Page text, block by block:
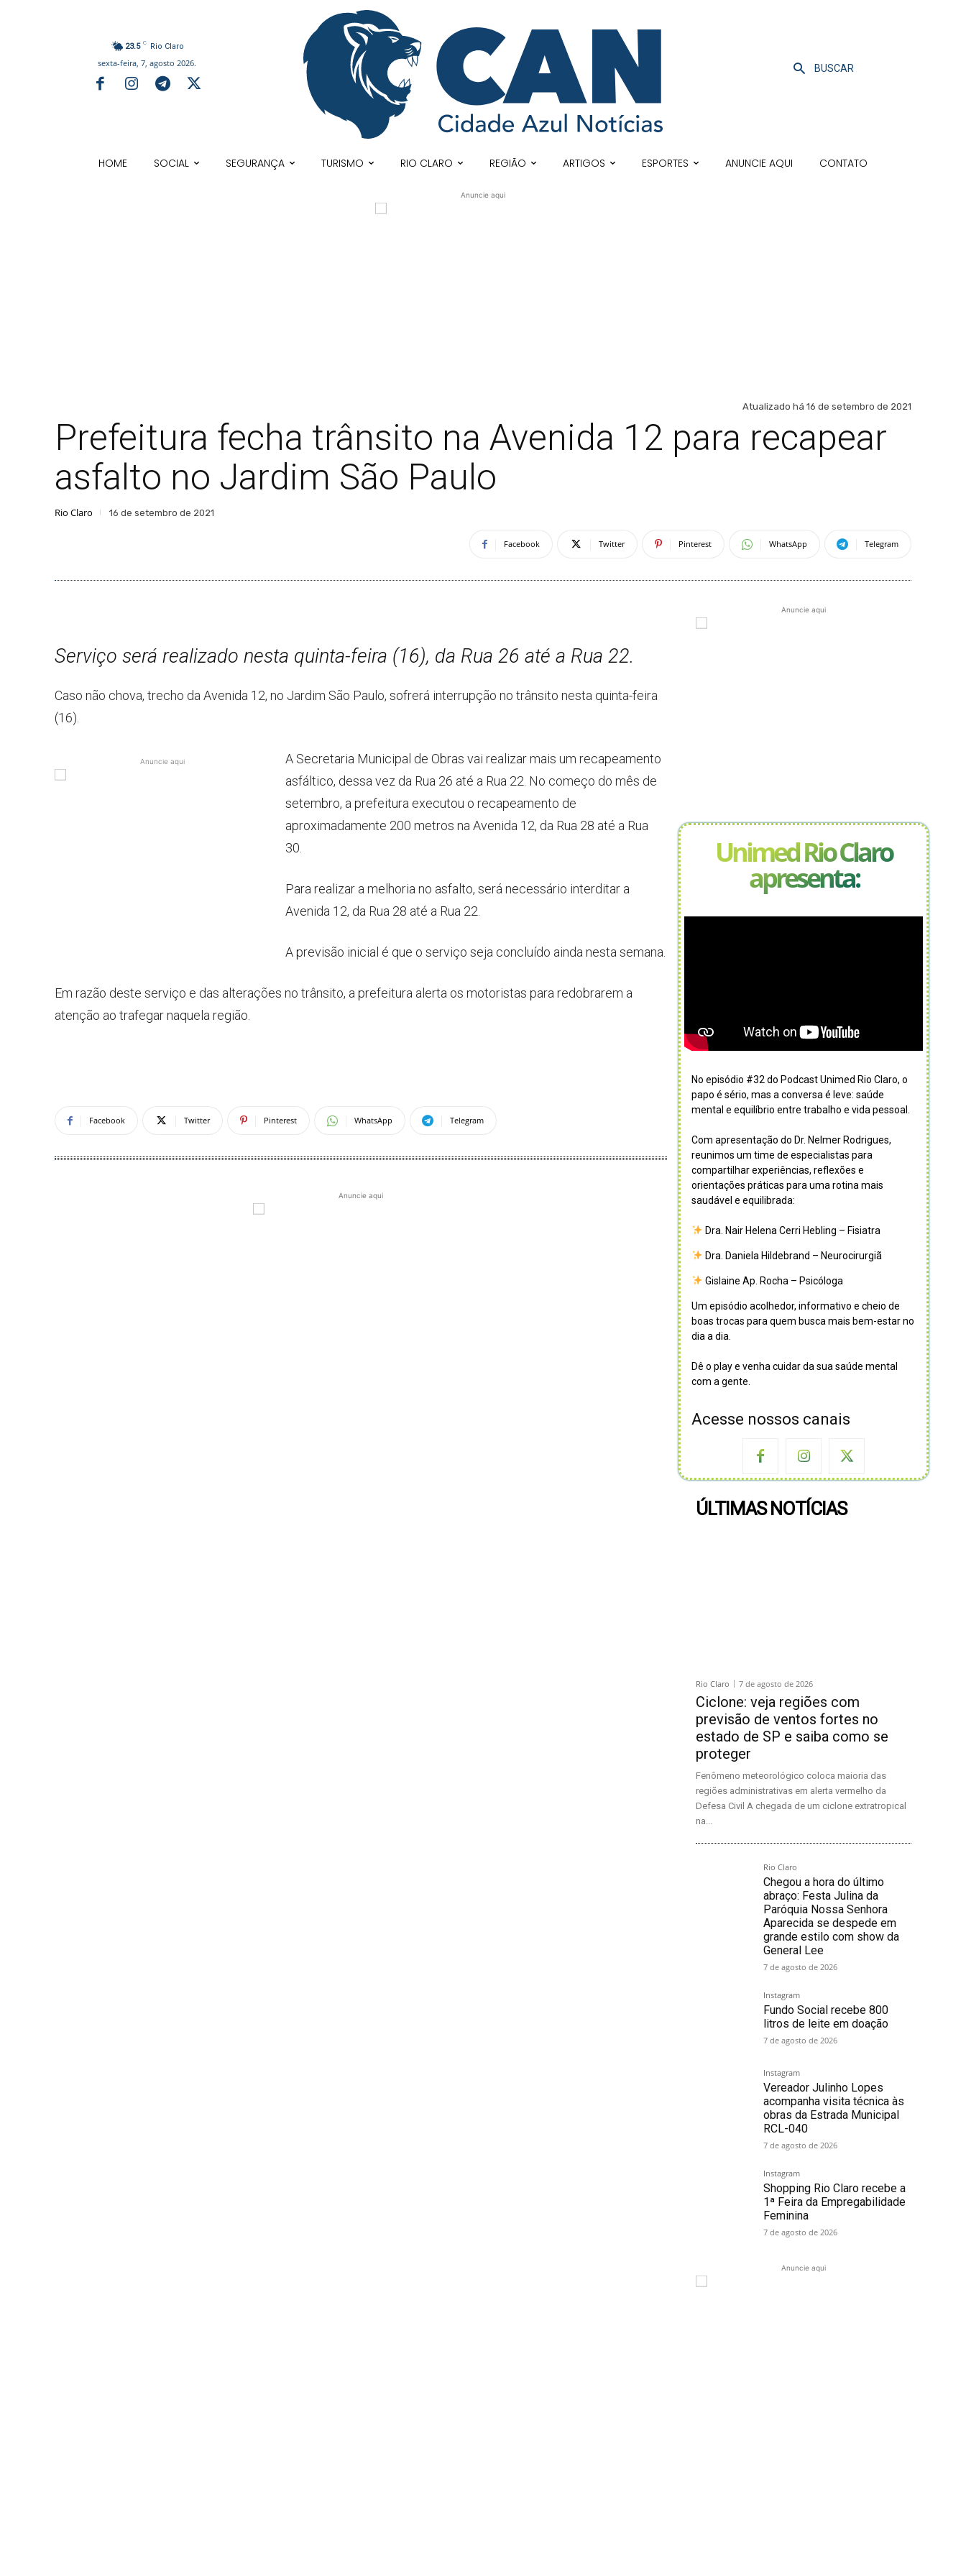
23.5 C Rio Claro
sexta-feira, 7, agosto 2026. BUSCAR
HOME SOCIAL SEGURANÇA TURISMO RIO CLARO REGIÃO ARTIGOS ESPORTES ANUNCIE AQUI CONTATO
Anuncie aqui
Atualizado há 16 de setembro de 2021
Prefeitura fecha trânsito na Avenida 12 para recapear
asfalto no Jardim São Paulo
Rio Claro 16 de setembro de 2021
Facebook Twitter Pinterest WhatsApp Telegram
Serviço será realizado nesta quinta-feira (16), da Rua 26 até a Rua 22.
Caso não chova, trecho da Avenida 12, no Jardim São Paulo, sofrerá interrupção no trânsito nesta quinta-feira
(16).
Anuncie aqui
A Secretaria Municipal de Obras vai realizar mais um recapeamento
asfáltico, dessa vez da Rua 26 até a Rua 22. No começo do mês de
setembro, a prefeitura executou o recapeamento de
aproximadamente 200 metros na Avenida 12, da Rua 28 até a Rua
30.
Para realizar a melhoria no asfalto, será necessário interditar a
Avenida 12, da Rua 28 até a Rua 22.
A previsão inicial é que o serviço seja concluído ainda nesta semana.
Em razão deste serviço e das alterações no trânsito, a prefeitura alerta os motoristas para redobrarem a
atenção ao trafegar naquela região.
Facebook Twitter Pinterest WhatsApp Telegram
Anuncie aqui
Anuncie aqui
Unimed Rio Claro
apresenta:
No episódio #32 do Podcast Unimed Rio Claro, o
papo é sério, mas a conversa é leve: saúde
mental e equilíbrio entre trabalho e vida pessoal.
Com apresentação do Dr. Nelmer Rodrigues,
reunimos um time de especialistas para
compartilhar experiências, reflexões e
orientações práticas para uma rotina mais
saudável e equilibrada:
Dra. Nair Helena Cerri Hebling – Fisiatra
Dra. Daniela Hildebrand – Neurocirurgiã
Gislaine Ap. Rocha – Psicóloga
Um episódio acolhedor, informativo e cheio de
boas trocas para quem busca mais bem-estar no
dia a dia.
Dê o play e venha cuidar da sua saúde mental
com a gente.
Acesse nossos canais
ÚLTIMAS NOTÍCIAS
Rio Claro 7 de agosto de 2026
Ciclone: veja regiões com
previsão de ventos fortes no
estado de SP e saiba como se
proteger
Fenômeno meteorológico coloca maioria das
regiões administrativas em alerta vermelho da
Defesa Civil A chegada de um ciclone extratropical
na...
Rio Claro
Chegou a hora do último
abraço: Festa Julina da
Paróquia Nossa Senhora
Aparecida se despede em
grande estilo com show da
General Lee
7 de agosto de 2026
Instagram
Fundo Social recebe 800
litros de leite em doação
7 de agosto de 2026
Instagram
Vereador Julinho Lopes
acompanha visita técnica às
obras da Estrada Municipal
RCL-040
7 de agosto de 2026
Instagram
Shopping Rio Claro recebe a
1ª Feira da Empregabilidade
Feminina
7 de agosto de 2026
Anuncie aqui